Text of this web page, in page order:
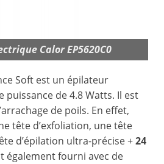
Calor EP5620C0
Soft est un épilateur
puissance de 4.8 Watts. Il est
de poils. En effet,
tête d’exfoliation, une tête
d’épilation ultra-précise +24
également fourni avec de